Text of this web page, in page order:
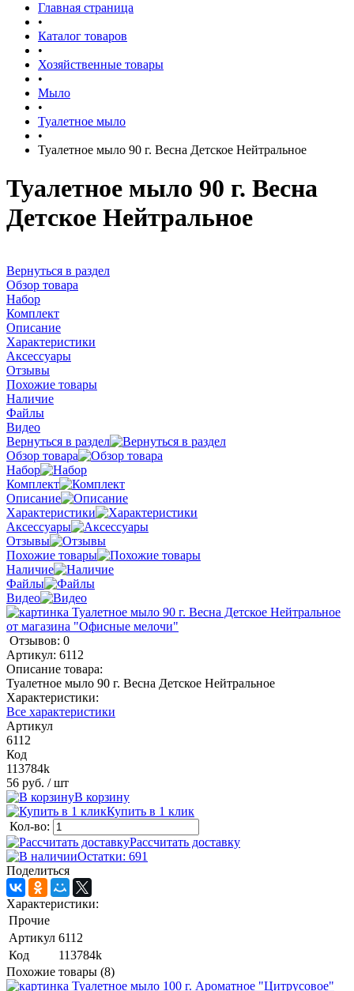
Главная страница
•
Каталог товаров
•
Хозяйственные товары
•
Мыло
•
Туалетное мыло
•
Туалетное мыло 90 г. Весна Детское Нейтральное
Туалетное мыло 90 г. Весна
Детское Нейтральное
Вернуться в раздел
Обзор товара
Набор
Комплект
Описание
Характеристики
Аксессуары
Отзывы
Похожие товары
Наличие
Файлы
Видео
Вернуться в раздел
Обзор товара
Набор
Комплект
Описание
Характеристики
Аксессуары
Отзывы
Похожие товары
Наличие
Файлы
Видео
Отзывов: 0
Артикул: 6112
Описание товара:
Туалетное мыло 90 г. Весна Детское Нейтральное
Характеристики:
Все характеристики
Артикул
6112
Код
113784k
56 руб. / шт
В корзину
Купить в 1 клик
Кол-во:
Рассчитать доставку
Остатки: 691
Поделиться
Характеристики:
Прочие
Артикул 6112
Код
113784k
Похожие товары (8)